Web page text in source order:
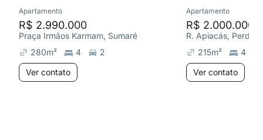
Apartamento
R$ 2.990.000
Praça Irmãos Karmam, Sumaré
280m² 4
2
Ver contato
Apartamento
R$ 2.000.000
R. Apiacás,
215m²
4
Ver contato